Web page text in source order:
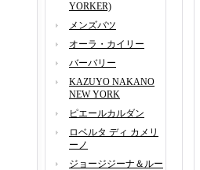
YORKER)
メンズバツ
オーラ・カイリー
バーバリー
KAZUYO NAKANO
NEW YORK
ピエールカルダン
ロベルタ ディ カメリ
ーノ
ジョージジーナ＆ルー